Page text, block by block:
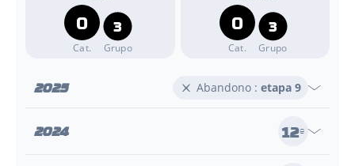
0
Cat.
3
Grupo
0
Cat.
3
Grupo
2025 Abandono : etapa 9
2024 12e